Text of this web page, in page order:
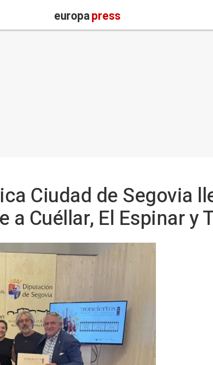
europapress
Ciudad de Segovia
Cuéllar, El Espinar y